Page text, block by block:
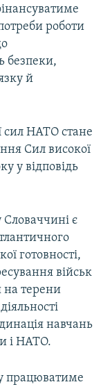
роботи
безпеки,
й
сил НАТО стане
Сил високої
у відповідь
є
готовності,
військ
на терени
навчань
і НАТО.
працюватиме